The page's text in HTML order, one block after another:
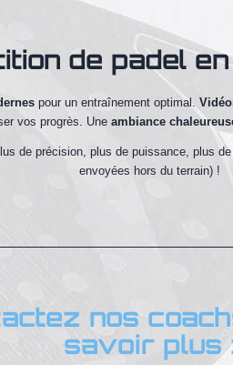
de padel
pour un entraînement optimal.
vos progrès. Uneambiance
de précision, plus de puissance, plus
envoyées hors du terrain) !
nos
savoir plus